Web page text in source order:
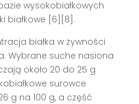
wysokobiałkowych
białkowe [6][8].
białka w żywności
Wybrane suche nasiona
około 20 do 25 g
surowce
g na 100 g, a część